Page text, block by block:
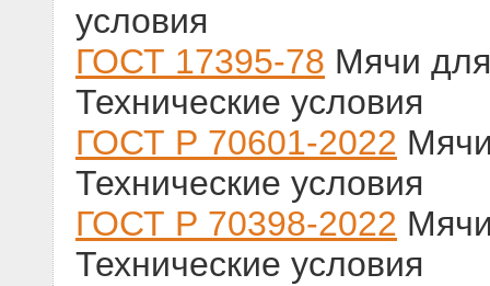
условия
ГОСТ 17395-78 Мячи
Технические условия
ГОСТ Р 70601-2022
Технические условия
ГОСТ Р 70398-2022
Технические условия